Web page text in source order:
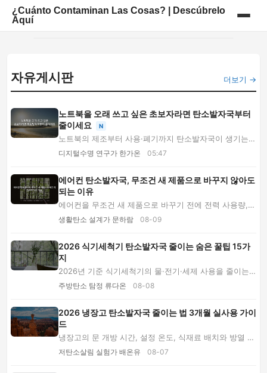
¿Cuánto Contaminan Las Cosas? | Descúbrelo
Aquí
게시판
자유게시판
노트북을 오래 쓰고 싶은 초보자라면 탄소발자국부터
줄이세요
N
노트북의 제조부터 사용·폐기까지 탄소발자국이 생기는
과정을 쉽게 설명합니다. 배터리 관리, 절전 설...
디지털수명 연구가 한가온 05:47
에어컨 탄소발자국, 무조건 새 제품으로 바꾸지 않아도
되는 이유
에어컨을 무조건 새 제품으로 바꾸기 전에 전력 사용량,
냉매 누출, 필터와 실외기 상태를 진단하는 법...
생활탄소 설계가 문하람 08-09
2026 식기세척기 탄소발자국 줄이는 숨은 꿀팁 15가
지
2026년 기준 식기세척기의 물·전기·세제 사용을 줄이는
숨은 팁 15가지를 소개합니다. 에코 코스, 적재...
주방탄소 탐정 류다온 08-08
2026 냉장고 탄소발자국 줄이는 법 3개월 실사용 가이
드
냉장고의 문 개방 시간, 설정 온도, 식재료 배치와 방열 공
간을 3개월간 직접 바꿔 본 후기입니다. 실패...
저탄소살림 실험가 배온유 08-07
더보기 →